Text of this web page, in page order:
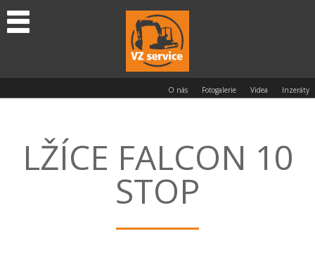
O nás Fotogalerie Videa Inzeráty
LŽÍCE FALCON 10
STOP